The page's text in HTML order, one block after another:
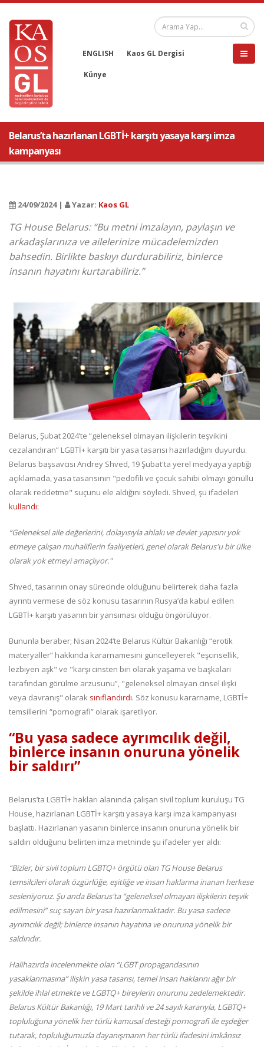
ENGLISH Kaos GL Dergisi
Künye
Belarus’ta hazırlanan LGBTİ+ karşıtı yasaya karşı imza
kampanyası
24/09/2024 | Yazar: Kaos GL
TG House Belarus: “Bu metni imzalayın, paylaşın ve
arkadaşlarınıza ve ailelerinize mücadelemizden
bahsedin. Birlikte baskıyı durdurabiliriz, binlerce
insanın hayatını kurtarabiliriz.”
Belarus, Şubat 2024’te “geleneksel olmayan ilişkilerin teşvikini
cezalandıran” LGBTİ+ karşıtı bir yasa tasarısı hazırladığını duyurdu.
Belarus başsavcısı Andrey Shved, 19 Şubat'ta yerel medyaya yaptığı
açıklamada, yasa tasarısının "pedofili ve çocuk sahibi olmayı gönüllü
olarak reddetme" suçunu ele aldığını söyledi. Shved, şu ifadeleri
kullandı:
“Geleneksel aile değerlerini, dolayısıyla ahlakı ve devlet yapısını yok
etmeye çalışan muhaliflerin faaliyetleri, genel olarak Belarus'u bir ülke
olarak yok etmeyi amaçlıyor."
Shved, tasarının onay sürecinde olduğunu belirterek daha fazla
ayrıntı vermese de söz konusu tasarının Rusya’da kabul edilen
LGBTİ+ karşıtı yasanın bir yansıması olduğu öngörülüyor.
Bununla beraber; Nisan 2024’te Belarus Kültür Bakanlığı “erotik
materyaller” hakkında kararnamesini güncelleyerek "eşcinsellik,
lezbiyen aşk" ve "karşı cinsten biri olarak yaşama ve başkaları
tarafından görülme arzusunu”, "geleneksel olmayan cinsel ilişki
veya davranış" olarak sınıflandırdı. Söz konusu kararname, LGBTİ+
temsillerini “pornografi” olarak işaretliyor.
“Bu yasa sadece ayrımcılık değil,
binlerce insanın onuruna yönelik
bir saldırı”
Belarus’ta LGBTİ+ hakları alanında çalışan sivil toplum kuruluşu TG
House, hazırlanan LGBTİ+ karşıtı yasaya karşı imza kampanyası
başlattı. Hazırlanan yasanın binlerce insanın onuruna yönelik bir
saldırı olduğunu belirten imza metninde şu ifadeler yer aldı:
“Bizler, bir sivil toplum LGBTQ+ örgütü olan TG House Belarus
temsilcileri olarak özgürlüğe, eşitliğe ve insan haklarına inanan herkese
sesleniyoruz. Şu anda Belarus'ta “geleneksel olmayan ilişkilerin teşvik
edilmesini” suç sayan bir yasa hazırlanmaktadır. Bu yasa sadece
ayrımcılık değil; binlerce insanın hayatına ve onuruna yönelik bir
saldırıdır.
Halihazırda incelenmekte olan “LGBT propagandasının
yasaklanmasına” ilişkin yasa tasarısı, temel insan haklarını ağır bir
şekilde ihlal etmekte ve LGBTQ+ bireylerin onurunu zedelemektedir.
Belarus Kültür Bakanlığı, 19 Mart tarihli ve 24 sayılı kararıyla, LGBTQ+
topluluğuna yönelik her türlü kamusal desteği pornografi ile eşdeğer
tutarak, topluluğumuzla dayanışmanın her türlü ifadesini imkânsız